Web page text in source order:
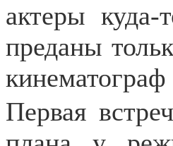
актеры
преданы
Первая